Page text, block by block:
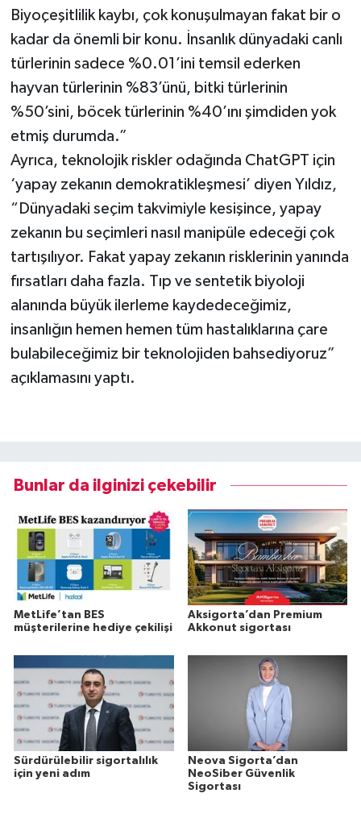
Biyoçeşitlilik kaybı, çok konuşulmayan fakat bir o
kadar da önemli bir konu. İnsanlık dünyadaki canlı
türlerinin sadece %0.01’ini temsil ederken
hayvan türlerinin %83’ünü, bitki türlerinin
%50’sini, böcek türlerinin %40’ını şimdiden yok
etmiş durumda.”
Ayrıca, teknolojik riskler odağında ChatGPT için
‘yapay zekanın demokratikleşmesi’ diyen Yıldız,
“Dünyadaki seçim takvimiyle kesişince, yapay
zekanın bu seçimleri nasıl manipüle edeceği çok
tartışılıyor. Fakat yapay zekanın risklerinin yanında
fırsatları daha fazla. Tıp ve sentetik biyoloji
alanında büyük ilerleme kaydedeceğimiz,
insanlığın hemen hemen tüm hastalıklarına çare
bulabileceğimiz bir teknolojiden bahsediyoruz”
açıklamasını yaptı.
Bunlar da ilginizi çekebilir
MetLife’tan BES
müşterilerine hediye çekilişi
Aksigorta’dan Premium
Akkonut sigortası
Sürdürülebilir sigortalılık
için yeni adım
Neova Sigorta’dan
NeoSiber Güvenlik
Sigortası